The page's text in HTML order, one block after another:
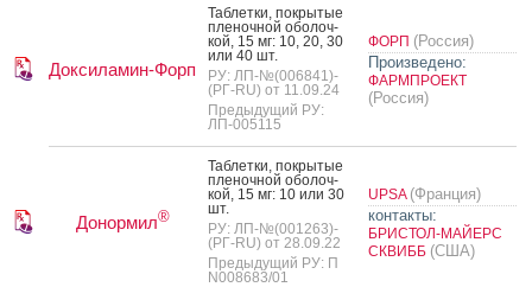
Доксиламин-Форп
Таб­летки, пок­ры­тые
пле­ноч­ной обо­лоч­
кой, 15 мг: 10, 20, 30
или 40 шт.
РУ: ЛП-№(006841)-
(РГ-RU) от 11.09.24
Предыдущий РУ:
ЛП-005115
ФОРП (Россия)
Произведено:
ФАРМПРОЕКТ
(Россия)
Донормил®
Таб­летки, пок­ры­тые
пле­ноч­ной обо­лоч­
кой, 15 мг: 10 или 30
шт.
РУ: ЛП-№(001263)-
(РГ-RU) от 28.09.22
Предыдущий РУ: П
N008683/01
UPSA (Франция)
контакты:
БРИСТОЛ-МАЙЕРС
СКВИББ (США)